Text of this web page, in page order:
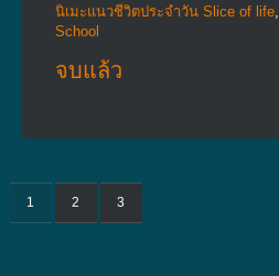
นิเมะแนวชีวิตประจําวัน Slice of life,
School
จบแล้ว
1 2 3